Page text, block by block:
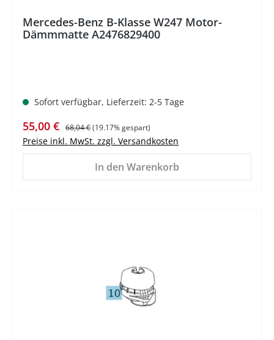
Mercedes-Benz B-Klasse W247 Motor-
Dämmmatte A2476829400
Sofort verfügbar, Lieferzeit: 2-5 Tage
Verkaufspreis:
55,00 € Regulärer Preis:
68,04 €(19.17% gespart)
Preise inkl. MwSt. zzgl. Versandkosten
In den Warenkorb